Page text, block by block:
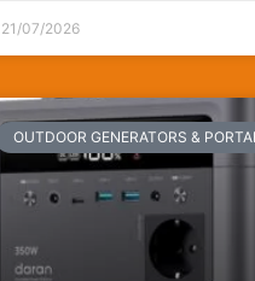
21/07/2026
OUTDOOR GENERATORS &